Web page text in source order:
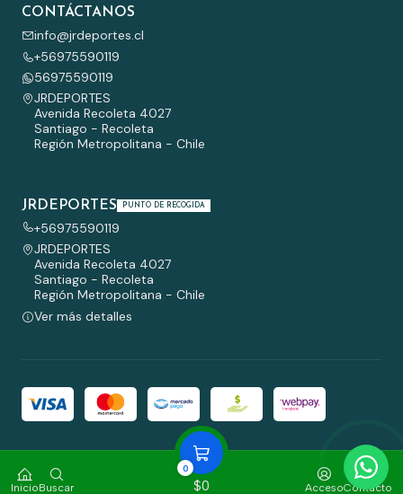
InicioBuscar
0
$0 AccesoContacto
CONTÁCTANOS
info@jrdeportes.cl
+56975590119
56975590119
JRDEPORTES
Avenida Recoleta 4027
Santiago - Recoleta
Región Metropolitana - Chile
JRDEPORTES PUNTO DE RECOGIDA
+56975590119
JRDEPORTES
Avenida Recoleta 4027
Santiago - Recoleta
Región Metropolitana - Chile
Ver más detalles
Todos los derechos reservados.Desarrollado por Jumpseller.